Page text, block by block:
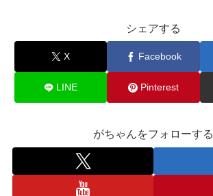
シェアする
X Facebook
LINE Pinterest
がちゃんをフォローする